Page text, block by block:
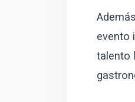
evento
talento